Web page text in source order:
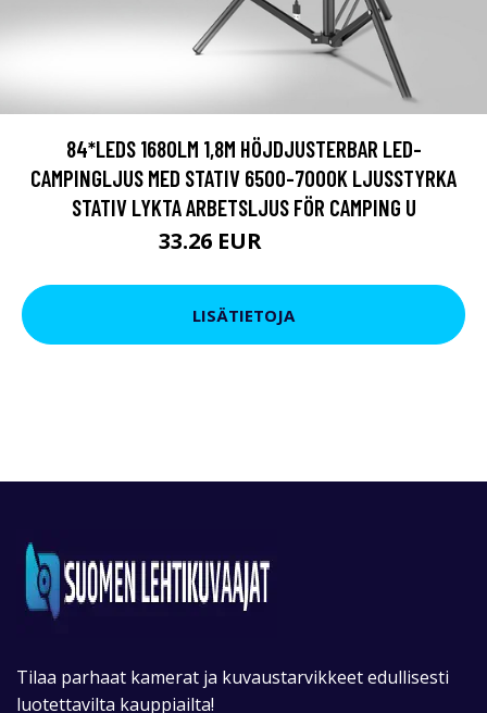
84*LEDS 1680LM 1,8M HÖJDJUSTERBAR LED-
CAMPINGLJUS MED STATIV 6500-7000K LJUSSTYRKA
STATIV LYKTA ARBETSLJUS FÖR CAMPING U
33.26 EUR
LISÄTIETOJA
Tilaa parhaat kamerat ja kuvaustarvikkeet edullisesti
luotettavilta kauppiailta!